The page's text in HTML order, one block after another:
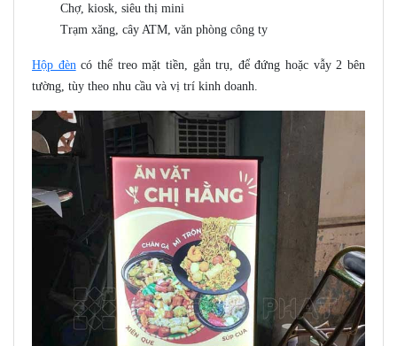
Chợ, kiosk, siêu thị mini
Trạm xăng, cây ATM, văn phòng công ty
Hộp đèn có thể treo mặt tiền, gắn trụ, để đứng hoặc vẫy 2 bên
tường, tùy theo nhu cầu và vị trí kinh doanh.